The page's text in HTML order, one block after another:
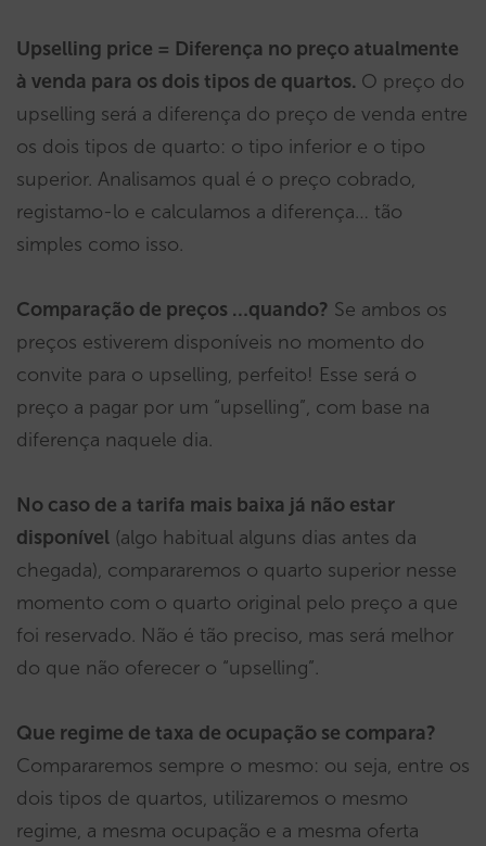
Upselling price = Diferença no preço atualmente
à venda para os dois tipos de quartos. O preço do
upselling será a diferença do preço de venda entre
os dois tipos de quarto: o tipo inferior e o tipo
superior. Analisamos qual é o preço cobrado,
registamo-lo e calculamos a diferença… tão
simples como isso.
Comparação de preços …quando? Se ambos os
preços estiverem disponíveis no momento do
convite para o upselling, perfeito! Esse será o
preço a pagar por um “upselling”, com base na
diferença naquele dia.
No caso de a tarifa mais baixa já não estar
disponível (algo habitual alguns dias antes da
chegada), compararemos o quarto superior nesse
momento com o quarto original pelo preço a que
foi reservado. Não é tão preciso, mas será melhor
do que não oferecer o “upselling”.
Que regime de taxa de ocupação se compara?
Compararemos sempre o mesmo: ou seja, entre os
dois tipos de quartos, utilizaremos o mesmo
regime, a mesma ocupação e a mesma oferta